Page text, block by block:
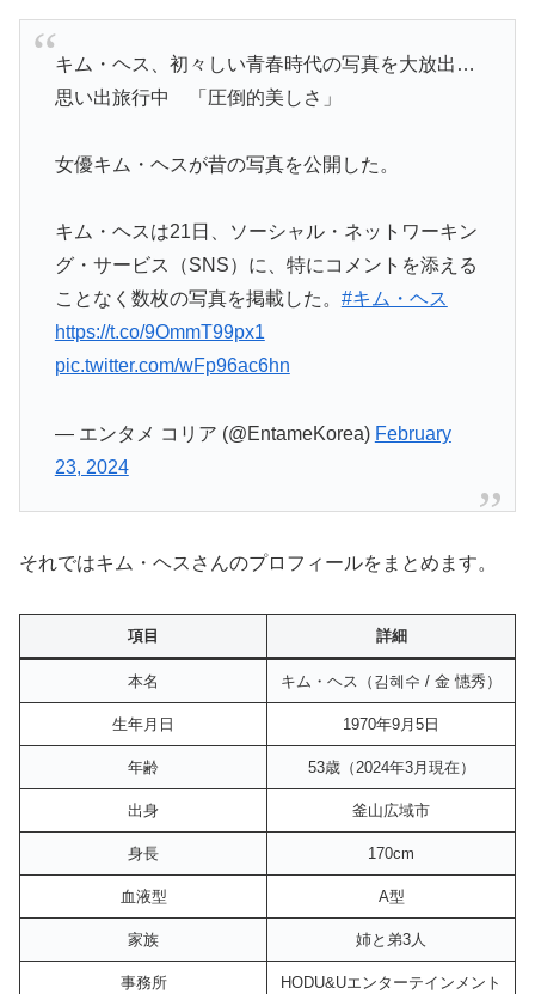
キム・ヘス、初々しい青春時代の写真を大放出…
思い出旅行中 「圧倒的美しさ」
女優キム・ヘスが昔の写真を公開した。
キム・ヘスは21日、ソーシャル・ネットワーキン
グ・サービス（SNS）に、特にコメントを添える
ことなく数枚の写真を掲載した。 #キム・ヘス
https://t.co/9OmmT99px1
pic.twitter.com/wFp96ac6hn
— エンタメ コリア (@EntameKorea) February
23, 2024
それではキム・ヘスさんのプロフィールをまとめます。
項目 詳細
本名 キム・ヘス（김혜수 / 金 憓秀）
生年月日 1970年9月5日
年齢 53歳（2024年3月現在）
出身 釜山広域市
身長 170cm
血液型 A型
家族 姉と弟3人
事務所 HODU&Uエンターテインメント